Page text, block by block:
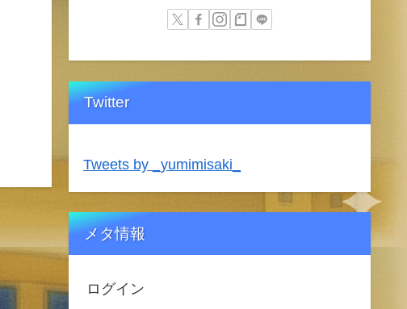
Twitter
Tweets by _yumimisaki_
メタ情報
ログイン